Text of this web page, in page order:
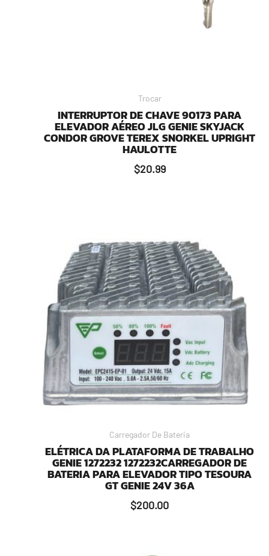
Trocar
INTERRUPTOR DE CHAVE 90173 PARA
ELEVADOR AÉREO JLG GENIE SKYJACK
CONDOR GROVE TEREX SNORKEL UPRIGHT
HAULOTTE
$20.99
Carregador De Bateria
ELÉTRICA DA PLATAFORMA DE TRABALHO
GENIE 1272232 1272232CARREGADOR DE
BATERIA PARA ELEVADOR TIPO TESOURA
GT GENIE 24V 36A
$200.00